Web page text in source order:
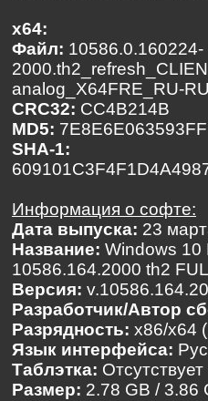
x64:
Файл: 10586.0.160224-
analog_X64FRE_RU-
CRC32: CC4B214B
MD5:
SHA-1:
Информация о софте:
Дата выпуска: 23
Название: Windows 10
10586.164.2000 th2
Версия:
Разработчик/Автор
Разрядность: x86/x64
Язык интерфейса:
Таблэтка:
Размер: 2.78 GB / 3.86